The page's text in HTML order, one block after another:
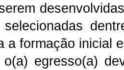
a formação inicial
egresso(a)